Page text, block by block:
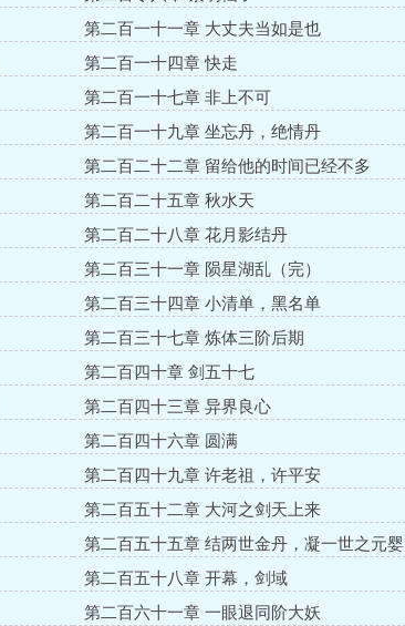
第二百一十一章 大丈夫当如是也
第二百一十四章 快走
第二百一十七章 非上不可
第二百一十九章 坐忘丹，绝情丹
第二百二十二章 留给他的时间已经不多
第二百二十五章 秋水天
第二百二十八章 花月影结丹
第二百三十一章 陨星湖乱（完）
第二百三十四章 小清单，黑名单
第二百三十七章 炼体三阶后期
第二百四十章 剑五十七
第二百四十三章 异界良心
第二百四十六章 圆满
第二百四十九章 许老祖，许平安
第二百五十二章 大河之剑天上来
第二百五十五章 结两世金丹，凝一世之元婴
第二百五十八章 开幕，剑域
第二百六十一章 一眼退同阶大妖